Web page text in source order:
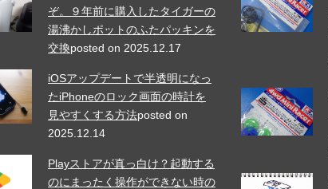
ぞ。９年前に購入したタイガーの
湯沸かしポットのふたパッキンを
交換posted on 2025.12.17
iOSアップデートで半透明になっ
たiPhoneのロック画面の時計を
見やすくする方法posted on
2025.12.14
Playストアが真っ白け？起動する
のにまったく操作ができない時の